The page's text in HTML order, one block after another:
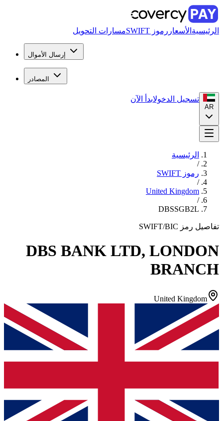
الرئيسية الأسعار رموز SWIFT مسارات التحويل
إرسال الأموال
المصادر
AR
تسجيل الدخولابدأ الآن
الرئيسية
/
رموز SWIFT
/
United Kingdom
/
DBSSGB2L
تفاصيل رمز SWIFT/BIC
DBS BANK LTD, LONDON
BRANCH
United Kingdom